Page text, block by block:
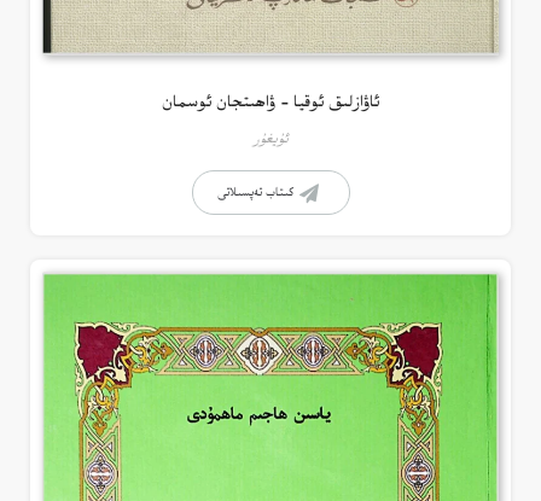
ئاۋازلىق ئوقيا – ۋاھىتجان ئوسمان
ئۇيغۇر
كىتاب تەپسىلاتى